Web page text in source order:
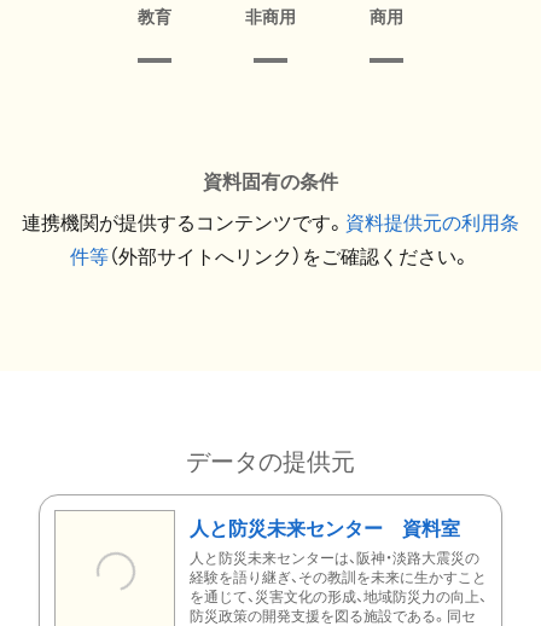
教育 非商用 商用
資料固有の条件
連携機関が提供するコンテンツです。 資料提供元の利用条
件等（外部サイトへリンク）をご確認ください。
データの提供元
人と防災未来センター 資料室
人と防災未来センターは、阪神・淡路大震災の
経験を語り継ぎ、その教訓を未来に生かすこと
を通じて、災害文化の形成、地域防災力の向上、
防災政策の開発支援を図る施設である。同セ